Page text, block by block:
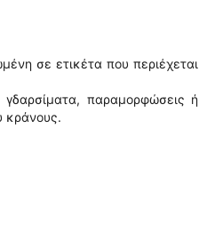
σε ετικέτα που περιέχεται
γδαρσίματα, παραμορφώσεις ή
κράνους.